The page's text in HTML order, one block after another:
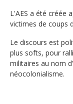
L'AES a été créée
victimes de coups
Le discours est
plus softs, pour
militaires au nom
néocolonialisme.